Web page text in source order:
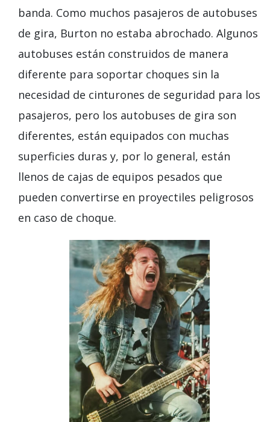
banda. Como muchos pasajeros de autobuses
de gira, Burton no estaba abrochado. Algunos
autobuses están construidos de manera
diferente para soportar choques sin la
necesidad de cinturones de seguridad para los
pasajeros, pero los autobuses de gira son
diferentes, están equipados con muchas
superficies duras y, por lo general, están
llenos de cajas de equipos pesados ​​que
pueden convertirse en proyectiles peligrosos
en caso de choque.